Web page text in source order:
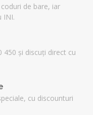
de bare, iar
INI.
450 și discuți direct cu
cu discounturi